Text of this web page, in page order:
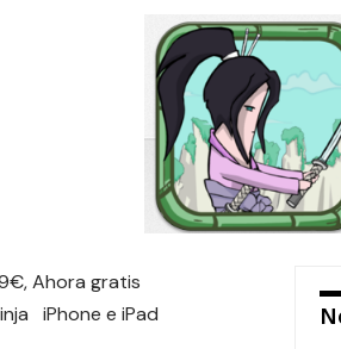
Ahora gratis
iPhone e iPad